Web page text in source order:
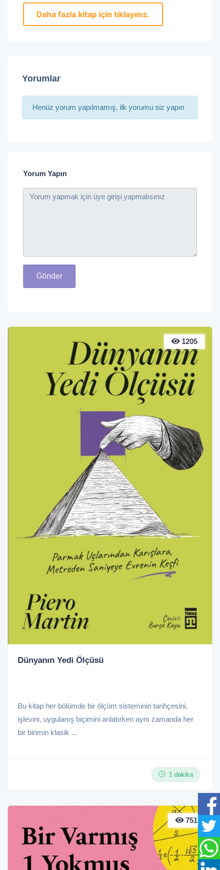
Daha fazla kitap için tıklayınız.
Yorumlar
Henüz yorum yapılmamış, ilk yorumu siz yapın
Yorum Yapın
Gönder
1205
Dünyanın Yedi Ölçüsü
Bu kitap her bölümde bir ölçüm sisteminin tarihçesini,
işlevini, uygulanış biçimini anlatırken aynı zamanda her
bir birimin klasik ...
1 dakika
751